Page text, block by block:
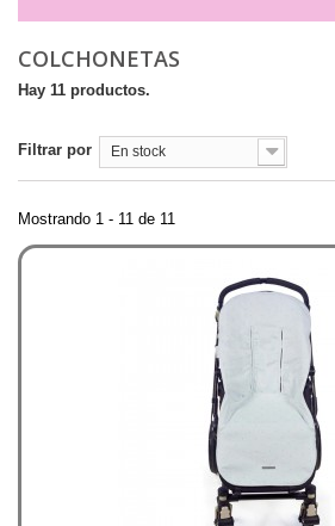
COLCHONETAS
Hay 11 productos.
Filtrar por En stock
Mostrando 1 - 11 de 11